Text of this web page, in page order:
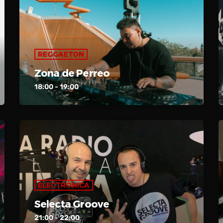
Puro Reggaeton
Espacio4FM se convierte en La Radio del
Reggaeton durante estas horas.
REGGAETON
Zona de Perreo
18:00 - 19:00
ELECTRÓNICA
Selecta Groove
21:00 - 22:00